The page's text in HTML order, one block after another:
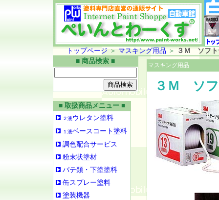
トップページ ＞ マスキング用品 ＞
３Ｍ ソフト
■ 商品検索 ■
■ 取扱商品メニュー ■
２液ウレタン塗料
１液ベースコート塗料
調色配合サービス
粉末状塗材
パテ類・下塗塗料
缶スプレー塗料
塗装機器
マスキング用品
３Ｍ ソフ